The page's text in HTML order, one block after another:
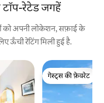
टॉप-रेटेड जगहें
को अपनी लोकेशन, सफ़ाई के
ऊँची रेटिंग मिली हुई है.
गेस्ट्स की फ़ेवरेट
गेस्ट्स की फ़ेवरेट